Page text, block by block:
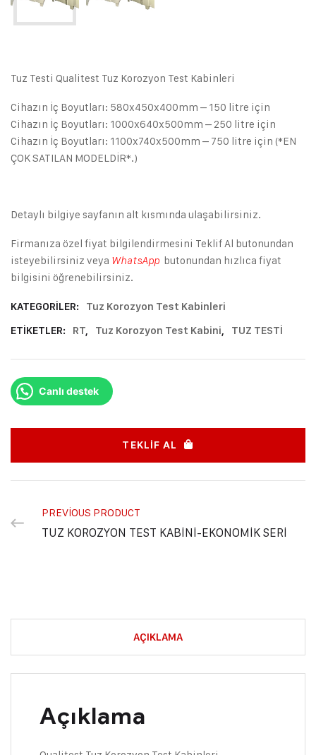
Tuz Testi Qualitest Tuz Korozyon Test Kabinleri
Cihazın İç Boyutları: 580x450x400mm – 150 litre için
Cihazın İç Boyutları: 1000x640x500mm – 250 litre için
Cihazın İç Boyutları: 1100x740x500mm – 750 litre için (*EN
ÇOK SATILAN MODELDİR*.)
Detaylı bilgiye sayfanın alt kısmında ulaşabilirsiniz.
Firmanıza özel fiyat bilgilendirmesini Teklif Al butonundan
isteyebilirsiniz veya WhatsApp butonundan hızlıca fiyat
bilgisini öğrenebilirsiniz.
KATEGORILER:
Tuz Korozyon Test Kabinleri
ETIKETLER:
RT, Tuz Korozyon Test Kabini, TUZ TESTİ
Canlı destek
TEKLIF AL
PREVIOUS PRODUCT
TUZ KOROZYON TEST KABİNİ-EKONOMİK SERİ
AÇIKLAMA
Açıklama